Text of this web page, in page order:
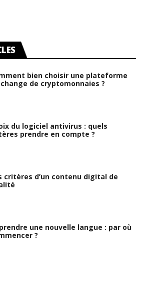
bien choisir une plateforme
de cryptomonnaies ?
du logiciel antivirus : quels
prendre en compte ?
critères d’un contenu digital de
une nouvelle langue : par où
?